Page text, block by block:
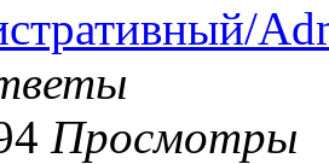
Просмотры